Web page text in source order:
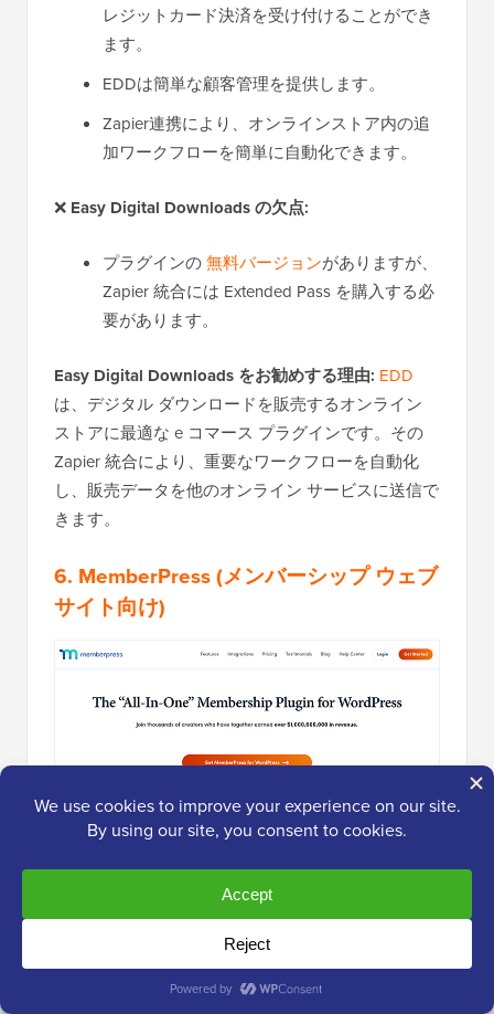
レジットカード決済を受け付けることができ
ます。
EDDは簡単な顧客管理を提供します。
Zapier連携により、オンラインストア内の追
加ワークフローを簡単に自動化できます。
❌ Easy Digital Downloads の欠点:
プラグインの無料バージョンがありますが、
Zapier 統合には Extended Pass を購入する必
要があります。
Easy Digital Downloads をお勧めする理由: EDD
は、デジタル ダウンロードを販売するオンライン
ストアに最適な e コマース プラグインです。その
Zapier 統合により、重要なワークフローを自動化
し、販売データを他のオンライン サービスに送信で
きます。
6. MemberPress(メンバーシップ ウェブ
サイト向け)
は、市場で最高の
シッププラグインおよびラーニングマネジメントシ
ステムLMSプラグインです。PlusおよびProプランで
はZapierのサポートが提供されます。